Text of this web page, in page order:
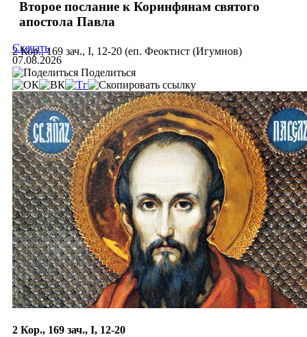
Второе послание к Коринфянам святого
апостола Павла
2 Кор., 169 зач., I, 12-20 (еп. Феоктист (Игумнов)
Скачать
07.08.2026
Поделиться
2 Кор., 169 зач., I, 12-20